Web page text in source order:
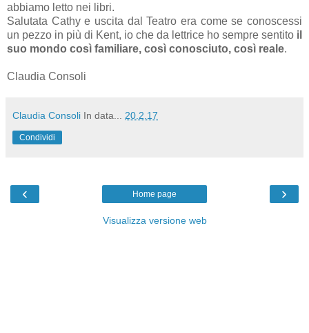
abbiamo letto nei libri.
Salutata Cathy e uscita dal Teatro era come se conoscessi
un pezzo in più di Kent, io che da lettrice ho sempre sentito il
suo mondo così familiare, così conosciuto, così reale.
Claudia Consoli
Claudia Consoli In data... 20.2.17
Condividi
‹ ›
Home page
Visualizza versione web